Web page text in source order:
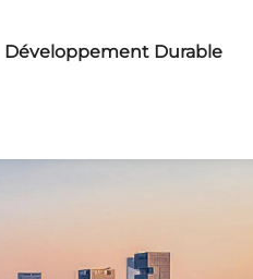
Développement Durable